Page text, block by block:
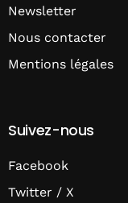
Newsletter
Nous contacter
Mentions légales
Suivez-nous
Facebook
Twitter / X